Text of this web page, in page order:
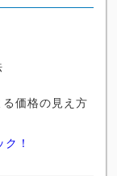
価格の見え方
！